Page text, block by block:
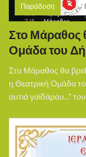
Παράδοση
Στο Μάραθος
Ομάδα του
Στο Μάραθος θα
η Θεατρική Ομάδα
αυτιά γαϊδάρου..."